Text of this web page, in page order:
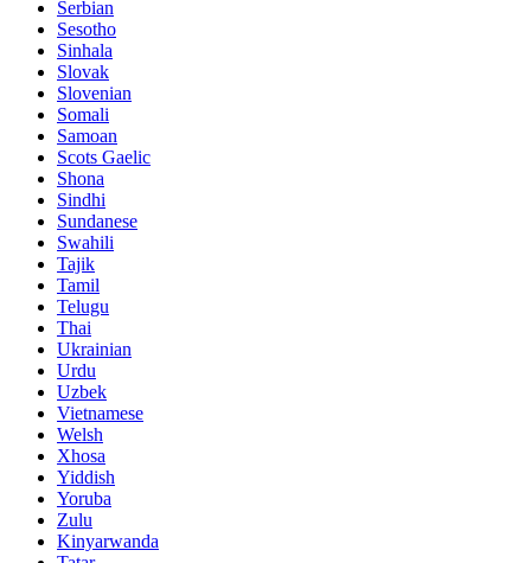
Serbian
Sesotho
Sinhala
Slovak
Slovenian
Somali
Samoan
Scots Gaelic
Shona
Sindhi
Sundanese
Swahili
Tajik
Tamil
Telugu
Thai
Ukrainian
Urdu
Uzbek
Vietnamese
Welsh
Xhosa
Yiddish
Yoruba
Zulu
Kinyarwanda